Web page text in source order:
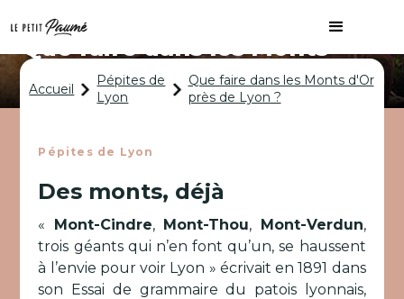
Que faire dans les Monts
d'Or près de Lyon ?
Accueil
Pépites de
Lyon
Que faire dans les Monts d'Or
près de Lyon ?
Pépites de Lyon
Des monts, déjà
« Mont-Cindre, Mont-Thou, Mont-Verdun,
trois géants qui n’en font qu’un, se haussent
à l’envie pour voir Lyon » écrivait en 1891 dans
son Essai de grammaire du patois lyonnais,